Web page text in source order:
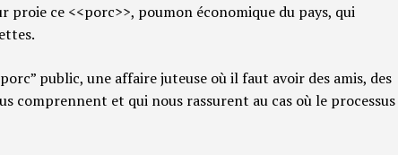
proie ce <<porc>>, poumon économique du pays, qui
public, une affaire juteuse où il faut avoir des amis, des
comprennent et qui nous rassurent au cas où le processus